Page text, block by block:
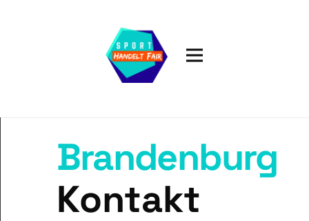
Brandenburg
Kontakt